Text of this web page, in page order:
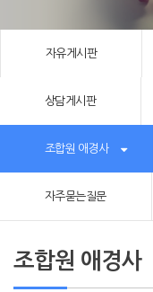
자유게시판
상담게시판
조합원 애경사
자주묻는질문
조합원 애경사